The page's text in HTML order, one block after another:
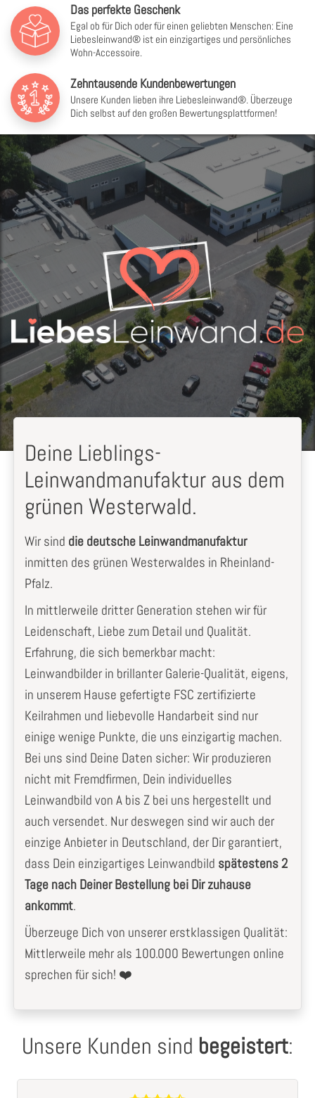
Das perfekte Geschenk
Egal ob für Dich oder für einen geliebten Menschen: Eine
Liebesleinwand® ist ein einzigartiges und persönliches
Wohn-Accessoire.
Zehntausende Kundenbewertungen
Unsere Kunden lieben ihre Liebesleinwand®. Überzeuge
Dich selbst auf den großen Bewertungsplattformen!
Deine Lieblings-
Leinwandmanufaktur aus dem
grünen Westerwald.
Wir sind die deutsche Leinwandmanufaktur
inmitten des grünen Westerwaldes in Rheinland-
Pfalz.
In mittlerweile dritter Generation stehen wir für
Leidenschaft, Liebe zum Detail und Qualität.
Erfahrung, die sich bemerkbar macht:
Leinwandbilder in brillanter Galerie-Qualität, eigens,
in unserem Hause gefertigte FSC zertifizierte
Keilrahmen und liebevolle Handarbeit sind nur
einige wenige Punkte, die uns einzigartig machen.
Bei uns sind Deine Daten sicher: Wir produzieren
nicht mit Fremdfirmen, Dein individuelles
Leinwandbild von A bis Z bei uns hergestellt und
auch versendet. Nur deswegen sind wir auch der
einzige Anbieter in Deutschland, der Dir garantiert,
dass Dein einzigartiges Leinwandbild spätestens 2
Tage nach Deiner Bestellung bei Dir zuhause
ankommt.
Überzeuge Dich von unserer erstklassigen Qualität:
Mittlerweile mehr als 100.000 Bewertungen online
sprechen für sich! ❤️
Unsere Kunden sind begeistert: